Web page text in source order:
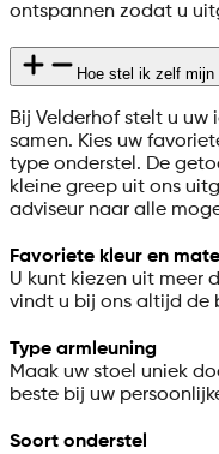
ontspannen zodat u
Hoe stel ik zelf mijn
Bij Velderhof stelt u uw
samen. Kies uw
type onderstel. De
kleine greep uit ons
adviseur naar alle
Favoriete kleur en
U kunt kiezen uit meer
vindt u bij ons altijd de
Type armleuning
Maak uw stoel uniek
beste bij uw
Soort onderstel